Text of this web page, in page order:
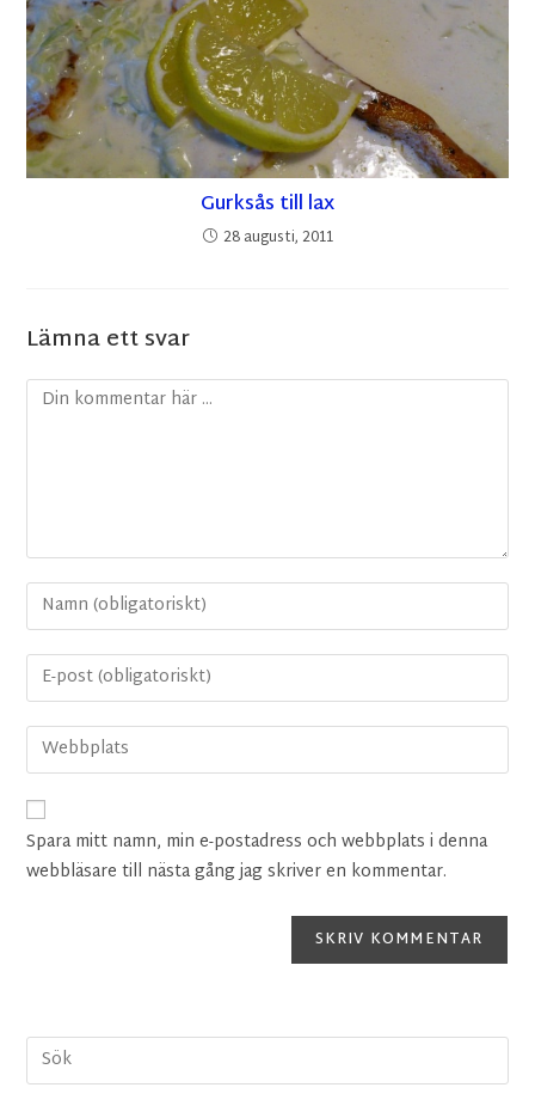
Gurksås till lax
28 augusti, 2011
Lämna ett svar
Spara mitt namn, min e-postadress och webbplats i denna
webbläsare till nästa gång jag skriver en kommentar.